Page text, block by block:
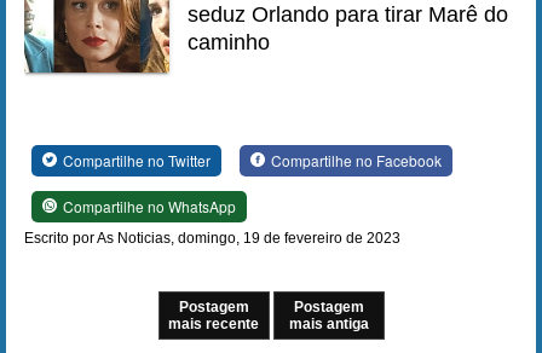
seduz Orlando para tirar Marê do
caminho
Compartilhe no Twitter Compartilhe no Facebook
Compartilhe no WhatsApp
Escrito por As Noticias, domingo, 19 de fevereiro de 2023
Postagem
mais recente
Postagem
mais antiga